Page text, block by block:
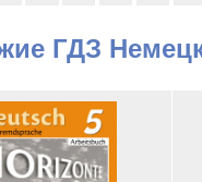
ГДЗ